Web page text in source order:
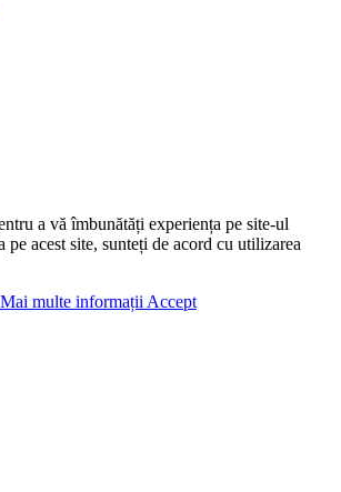
a vă îmbunătăți experiența pe site-ul
pe acest site, sunteți de acord cu utilizarea
Mai multe informațiiAccept